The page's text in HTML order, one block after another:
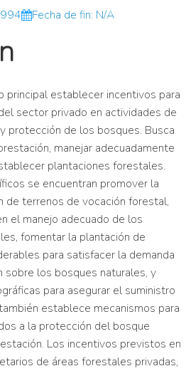
Fecha de fin: N/A
principal establecer incentivos para
sector privado en actividades de
protección de los bosques. Busca
manejar adecuadamente
plantaciones forestales.
se encuentran promover la
de terrenos de vocación forestal,
el manejo adecuado de los
fomentar la plantación de
para satisfacer la demanda
sobre los bosques naturales, y
para asegurar el suministro
establece mecanismos para
a la protección del bosque
Los incentivos previstos en
de áreas forestales privadas,